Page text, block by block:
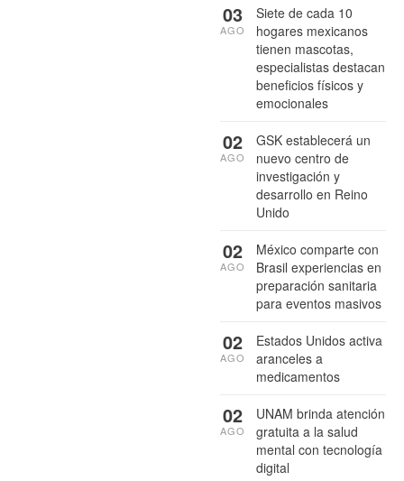
Siete de cada 10
hogares mexicanos
tienen mascotas,
especialistas destacan
beneficios físicos y
emocionales
03
AGO
GSK establecerá un
nuevo centro de
investigación y
desarrollo en Reino
Unido
02
AGO
México comparte con
Brasil experiencias en
preparación sanitaria
para eventos masivos
02
AGO
Estados Unidos activa
aranceles a
medicamentos
02
AGO
UNAM brinda atención
gratuita a la salud
mental con tecnología
digital
02
AGO